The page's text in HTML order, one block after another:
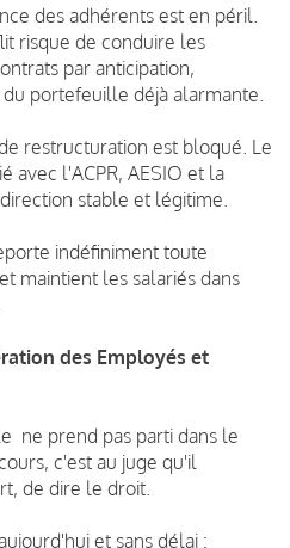
des adhérents est en péril.
risque de conduire les
par anticipation,
portefeuille déjà alarmante.
restructuration est bloqué. Le
avec l'ACPR, AESIO et la
stable et légitime.
indéfiniment toute
maintient les salariés dans
des Employés et
ne prend pas parti dans le
c'est au juge qu'il
de dire le droit.
et sans délai :